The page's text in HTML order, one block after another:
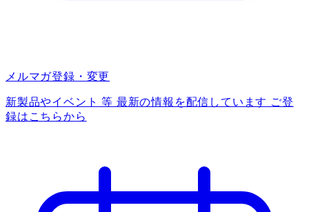
メルマガ登録・変更
新製品やイベント 等 最新の情報を配信しています ご登
録はこちらから